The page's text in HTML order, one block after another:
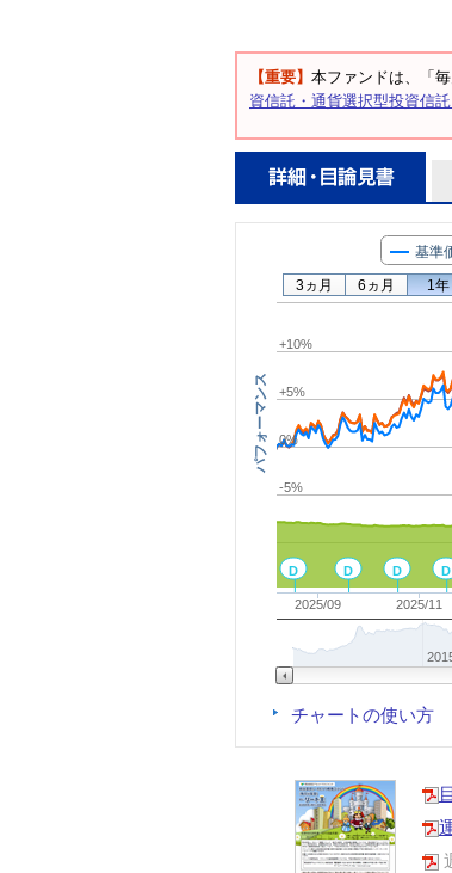
【重要】 本ファンドは、「
資信託・通貨選択型投資信
パフォーマンス
D
D
D
D
基準
2025/09 2025/11
-5%
0%
+5%
+10%
3ヵ月 6ヵ月 1年
チャートの使い方